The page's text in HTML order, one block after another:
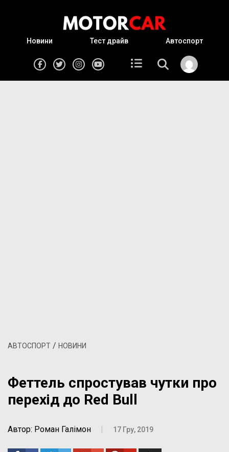
Новини Тест драйв Автоспорт
АВТОСПОРТ / НОВИНИ
Феттель спростував чутки про
перехід до Red Bull
Автор: Роман Галімон | 17 Гру, 2019